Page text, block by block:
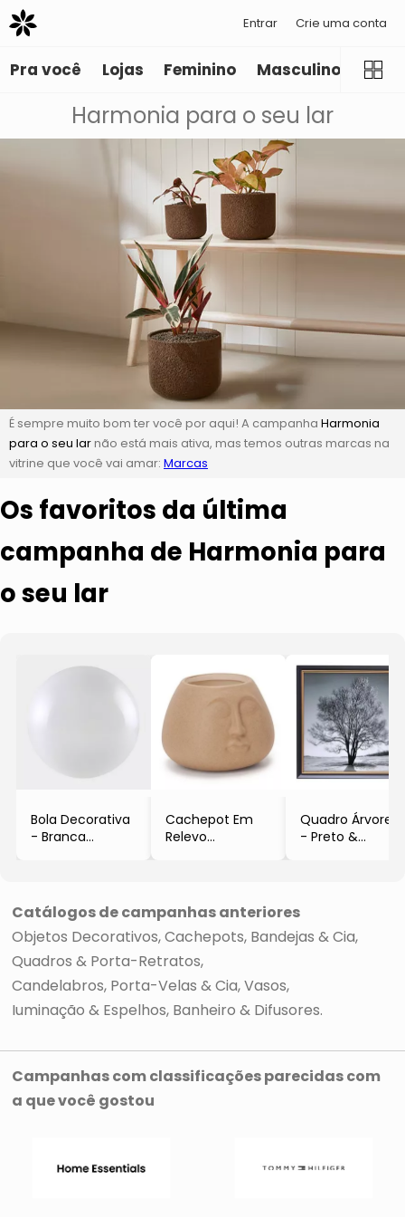
Entrar Crie uma conta
Pra você Lojas Feminino Masculino
Harmonia para o seu lar
É sempre muito bom ter você por aqui! A campanha Harmonia
para o seu larnão está mais ativa, mas temos outras marcas na
vitrine que você vai amar: Marcas
Os favoritos da última
campanha de Harmonia para
o seu lar
Bola Decorativa
- Branca
Cachepot Em
Relevo
Quadro Árvore
- Preto &
Catálogos de campanhas anteriores
Objetos Decorativos Cachepots, Bandejas & Cia
Quadros & Porta-Retratos
Candelabros, Porta-Velas & Cia Vasos
Iuminação & Espelhos Banheiro & Difusores
Campanhas com classificações parecidas com
a que você gostou